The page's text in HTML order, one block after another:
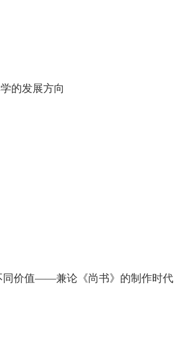
的发展方向
同价值——兼论《尚书》的制作时代